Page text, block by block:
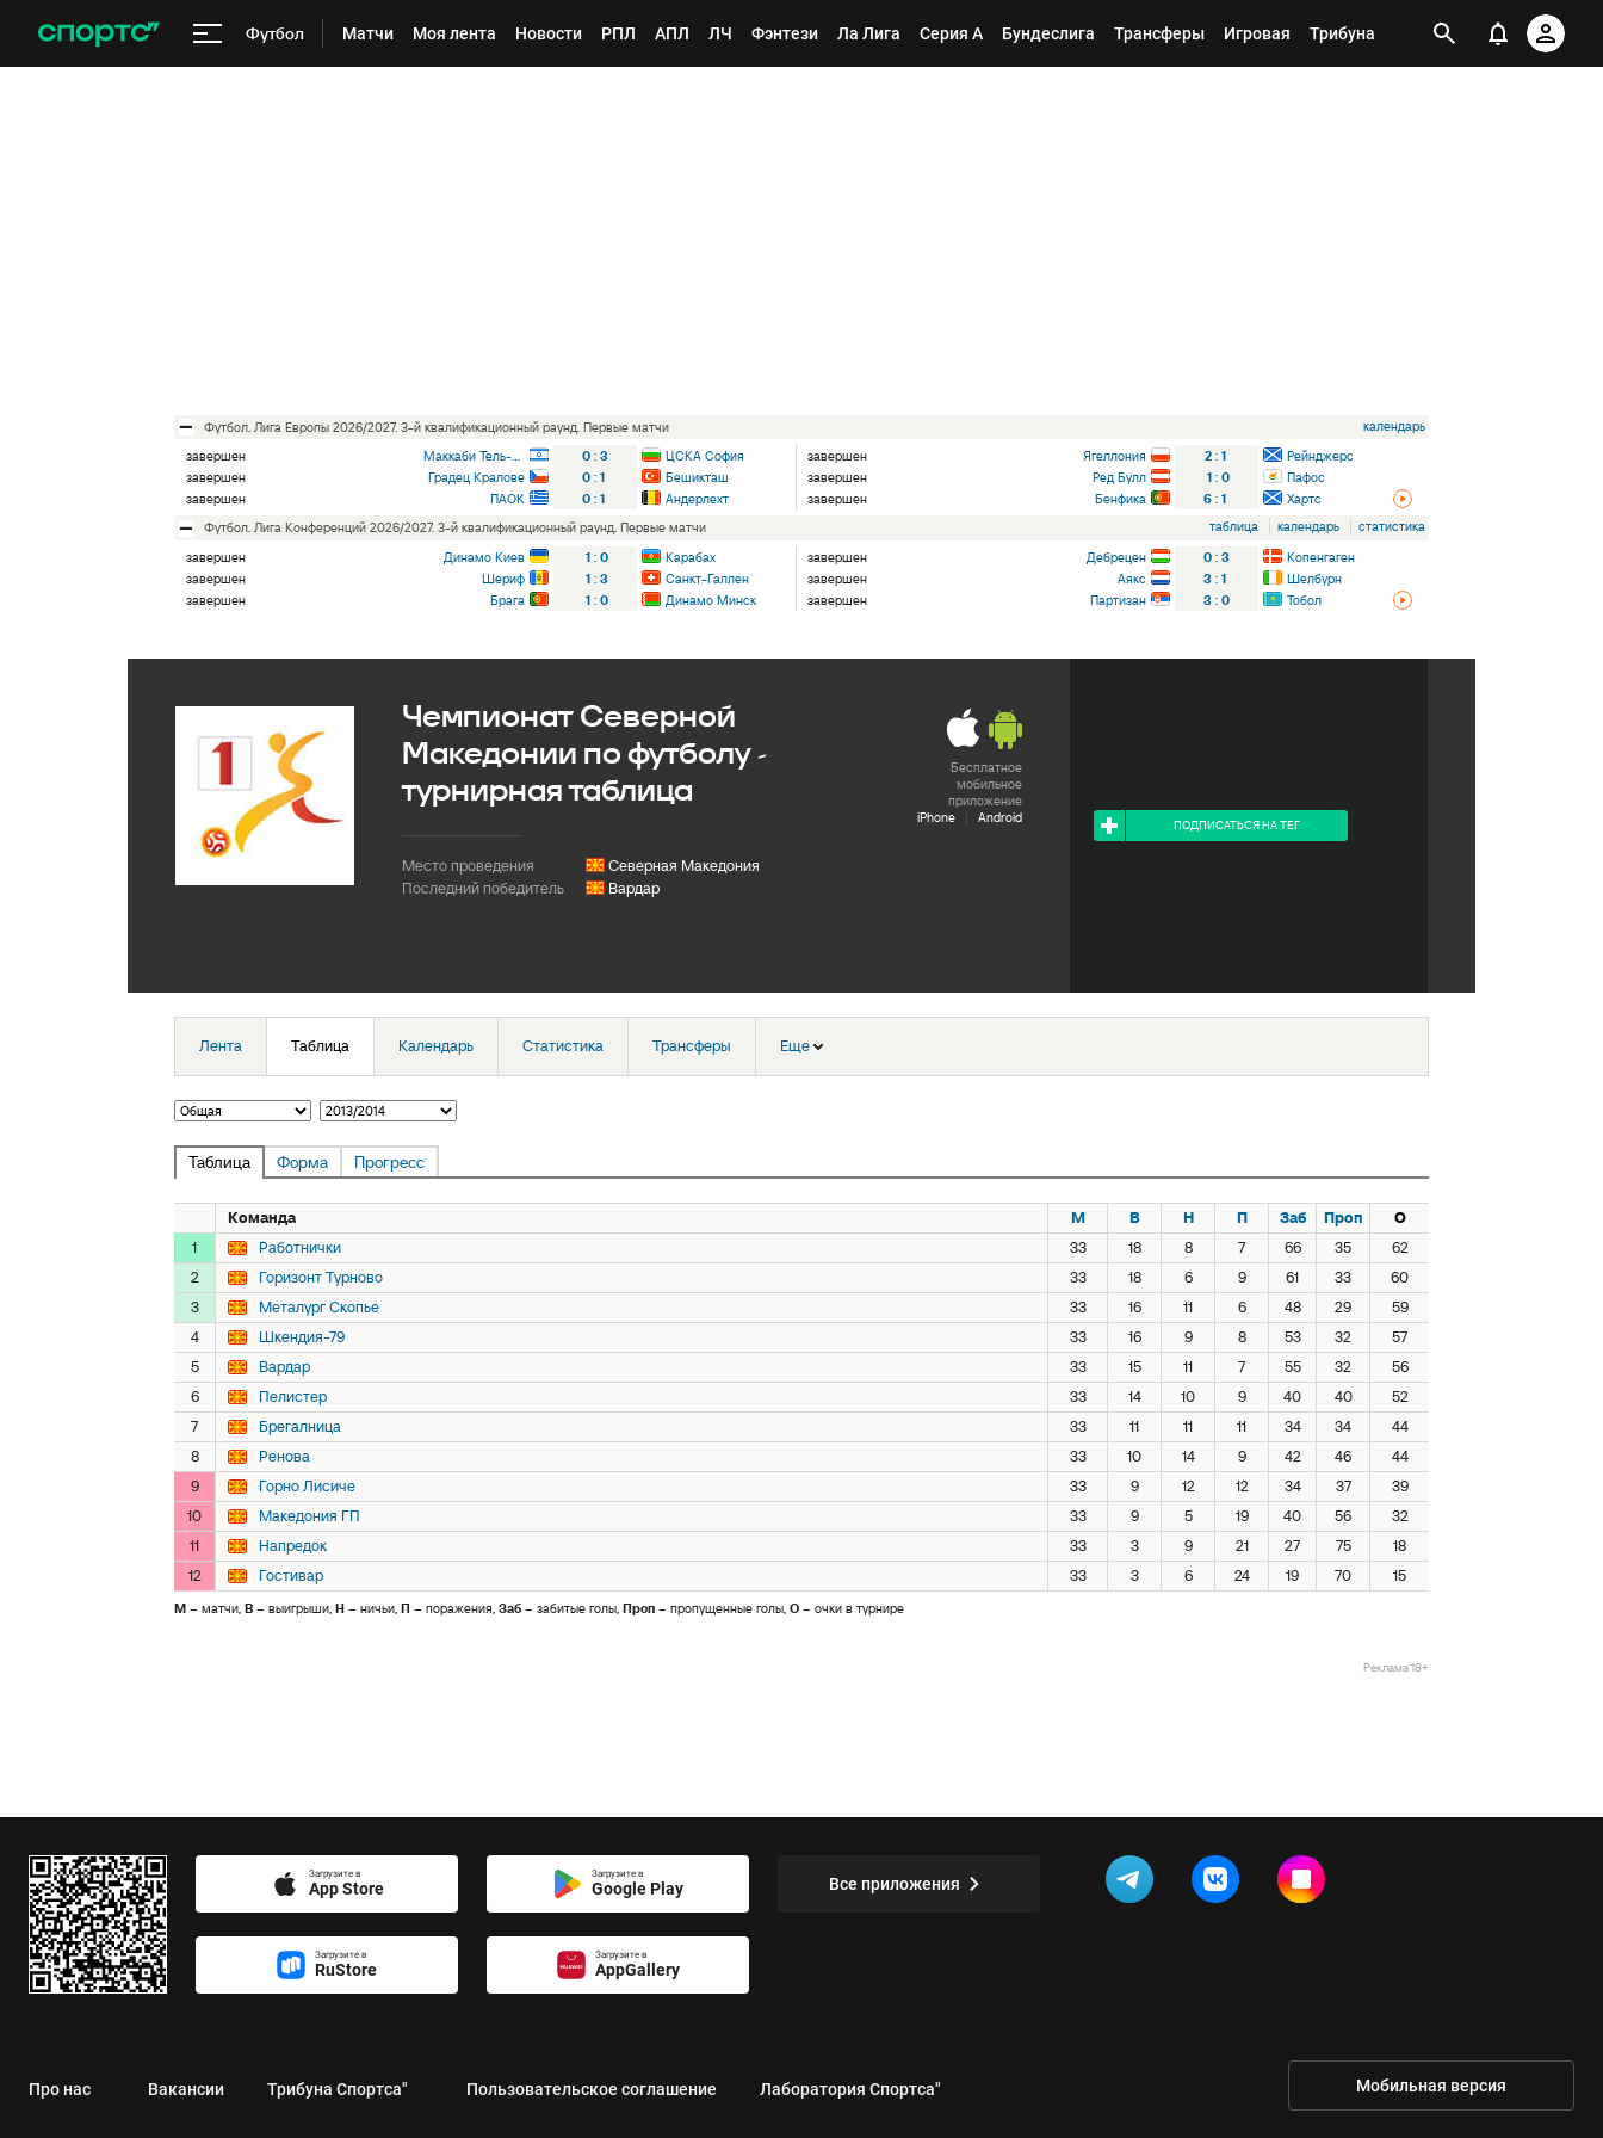
Футбол Матчи Моя лента Новости РПЛ АПЛ ЛЧ Фэнтези Ла Лига Серия А Бундеслига Трансферы Игровая Трибуна
футбол. Лига Европы 2026/2027. 3-й квалификационный раунд. Первые матчи
календарь
завершен
Маккаби Тель-Авив 0 : 3 ЦСКА София завершен Ягеллония 2 : 1
Рейнджерс
завершен
Градец Кралове 0 : 1 Бешикташ завершен Ред Булл 1 : 0
Пафос
завершен
ПАОК 0 : 1 Андерлехт завершен Бенфика 6 : 1
Хартс
футбол. Лига Конференций 2026/2027. 3-й квалификационный раунд. Первые матчи
таблица календарь
статистика
завершен
Динамо Киев 1 : 0 Карабах завершен Дебрецен 0 : 3
Копенгаген
завершен
Шериф 1 : 3 Санкт-Галлен завершен Аякс 3 : 1
Шелбурн
завершен
Брага 1 : 0 Динамо Минск завершен Партизан 3 : 0 Тобол
Бесплатное
мобильное
приложение
iPhone
| Android
Чемпионат Северной
Македонии по футболу -
турнирная таблица
Место проведения
Северная Македония
Последний победитель
Вардар
ПОДПИСАТЬСЯ НА ТЕГ
Лента Таблица Календарь Статистика Трансферы Еще
Таблица Форма Прогресс
Команда М В Н П Заб Проп
О
1
Работнички 33 18 8 7 66 35
62
2
Горизонт Турново 33 18 6 9 61 33
60
3
Металург Скопье 33 16 11 6 48 29
59
4
Шкендия-79 33 16 9 8 53 32
57
5
Вардар 33 15 11 7 55 32
56
6
Пелистер 33 14 10 9 40 40
52
7
Брегалница 33 11 11 11 34 34
44
8
Ренова 33 10 14 9 42 46
44
9
Горно Лисиче 33 9 12 12 34 37
39
10
Македония ГП 33 9 5 19 40 56
32
11
Напредок 33 3 9 21 27 75
18
12
Гостивар 33 3 6 24 19 70 15
М – матчи, В – выигрыши, Н – ничьи, П – поражения, Заб – забитые голы, Проп – пропущенные голы, О – очки в турнире
Реклама 18+
Загрузите в
App Store
Загрузите в
Google Play
Загрузите в
RuStore
Загрузите в
AppGallery
Все приложения
Про нас Вакансии Трибуна Спортса" Пользовательское соглашение Лаборатория Спортса" Мобильная версия